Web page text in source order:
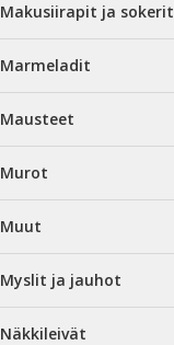
Makusiirapit ja sokerit
Marmeladit
Mausteet
Murot
Muut
Myslit ja jauhot
Näkkileivät